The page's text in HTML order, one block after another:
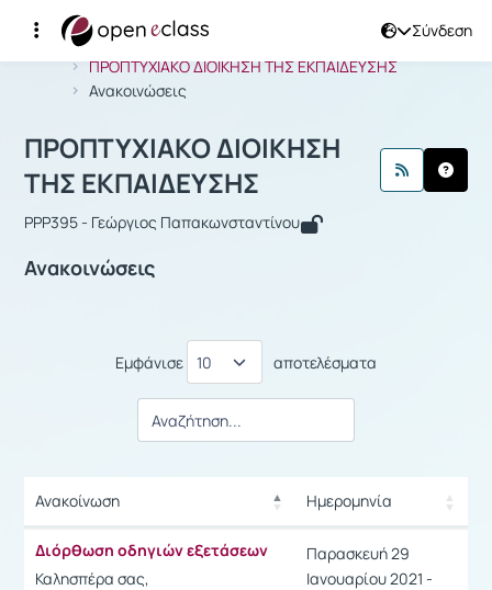
Σύνδεση
Αρχική Σελίδα
ΠΡΟΠΤΥΧΙΑΚΟ ΔΙΟΙΚΗΣΗ ΤΗΣ ΕΚΠΑΙΔΕΥΣΗΣ
Ανακοινώσεις
Μάθημα : ΠΡΟΠΤΥΧΙΑΚΟ ΔΙΟΙΚΗΣΗ
ΠΡΟΠΤΥΧΙΑΚΟ ΔΙΟΙΚΗΣΗ
ΤΗΣ ΕΚΠΑΙΔΕΥΣΗΣ
PPP395 - Γεώργιος Παπακωνσταντίνου
Ανακοινώσεις
Εμφάνισε αποτελέσματα
Ανακοίνωση
Ημερομηνία
Ρυθμίσεις επιλογής /
Ανακοίνωση
Ρυθμίσεις επιλογής /
Διόρθωση οδηγιών εξετάσεων
Καλησπέρα σας,
Παρασκευή 29
Ιανουαρίου 2021 -